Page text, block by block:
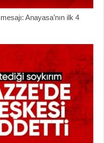
Anayasa’nın ilk 4